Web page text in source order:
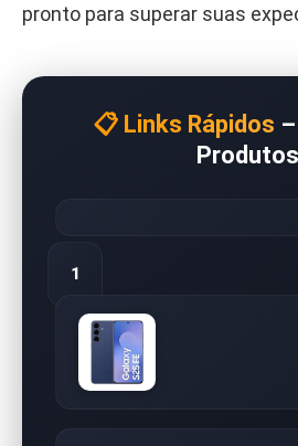
pronto para superar suas
📋 Links Rápidos
Produtos
1